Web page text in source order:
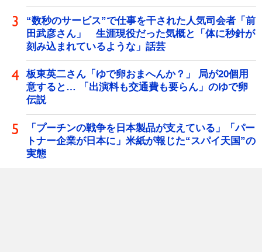
“数秒のサービス”で仕事を干された人気司会者「前
田武彦さん」 生涯現役だった気概と「体に秒針が
刻み込まれているような」話芸
板東英二さん「ゆで卵おまへんか？」 局が20個用
意すると… 「出演料も交通費も要らん」のゆで卵
伝説
「プーチンの戦争を日本製品が支えている」「パー
トナー企業が日本に」米紙が報じた“スパイ天国”の
実態